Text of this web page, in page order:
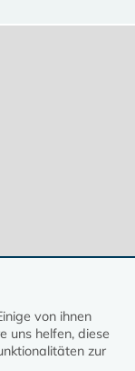
von ihnen
uns helfen, diese
zur